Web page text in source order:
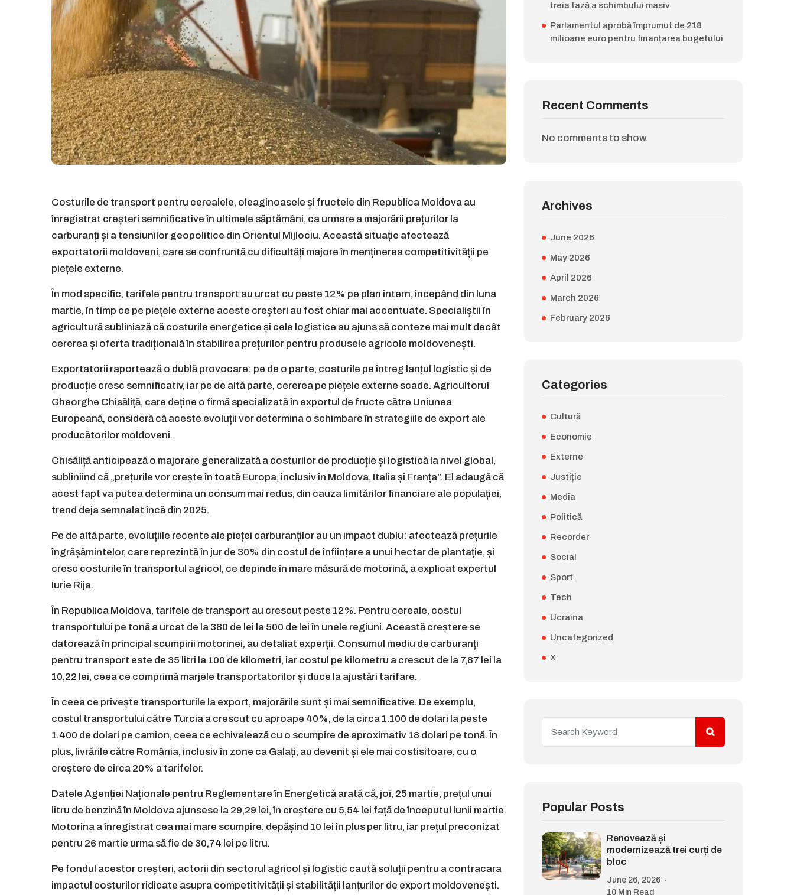
Costurile de transport pentru cerealele, oleaginoasele și fructele din Republica Moldova au
înregistrat creșteri semnificative în ultimele săptămâni, ca urmare a majorării prețurilor la
carburanți și a tensiunilor geopolitice din Orientul Mijlociu. Această situație afectează
exportatorii moldoveni, care se confruntă cu dificultăți majore în menținerea competitivității pe
piețele externe.
În mod specific, tarifele pentru transport au urcat cu peste 12% pe plan intern, începând din luna
martie, în timp ce pe piețele externe aceste creșteri au fost chiar mai accentuate. Specialiștii în
agricultură subliniază că costurile energetice și cele logistice au ajuns să conteze mai mult decât
cererea și oferta tradițională în stabilirea prețurilor pentru produsele agricole moldovenești.
Exportatorii raportează o dublă provocare: pe de o parte, costurile pe întreg lanțul logistic și de
producție cresc semnificativ, iar pe de altă parte, cererea pe piețele externe scade. Agricultorul
Gheorghe Chisăliță, care deține o firmă specializată în exportul de fructe către Uniunea
Europeană, consideră că aceste evoluții vor determina o schimbare în strategiile de export ale
producătorilor moldoveni.
Chisăliță anticipează o majorare generalizată a costurilor de producție și logistică la nivel global,
subliniind că „prețurile vor crește în toată Europa, inclusiv în Moldova, Italia și Franța”. El adaugă că
acest fapt va putea determina un consum mai redus, din cauza limitărilor financiare ale populației,
trend deja semnalat încă din 2025.
Pe de altă parte, evoluțiile recente ale pieței carburanților au un impact dublu: afectează prețurile
îngrășămintelor, care reprezintă în jur de 30% din costul de înființare a unui hectar de plantație, și
cresc costurile în transportul agricol, ce depinde în mare măsură de motorină, a explicat expertul
Iurie Rija.
În Republica Moldova, tarifele de transport au crescut peste 12%. Pentru cereale, costul
transportului pe tonă a urcat de la 380 de lei la 500 de lei în unele regiuni. Această creștere se
datorează în principal scumpirii motorinei, au detaliat experții. Consumul mediu de carburanți
pentru transport este de 35 litri la 100 de kilometri, iar costul pe kilometru a crescut de la 7,87 lei la
10,22 lei, ceea ce comprimă marjele transportatorilor și duce la ajustări tarifare.
În ceea ce privește transporturile la export, majorările sunt și mai semnificative. De exemplu,
costul transportului către Turcia a crescut cu aproape 40%, de la circa 1.100 de dolari la peste
1.400 de dolari pe camion, ceea ce echivalează cu o scumpire de aproximativ 18 dolari pe tonă. În
plus, livrările către România, inclusiv în zone ca Galați, au devenit și ele mai costisitoare, cu o
creștere de circa 20% a tarifelor.
Datele Agenției Naționale pentru Reglementare în Energetică arată că, joi, 25 martie, prețul unui
litru de benzină în Moldova ajunsese la 29,29 lei, în creștere cu 5,54 lei față de începutul lunii martie.
Motorina a înregistrat cea mai mare scumpire, depășind 10 lei în plus per litru, iar prețul preconizat
pentru 26 martie urma să fie de 30,74 lei pe litru.
Pe fondul acestor creșteri, actorii din sectorul agricol și logistic caută soluții pentru a contracara
impactul costurilor ridicate asupra competitivității și stabilității lanțurilor de export moldovenești.
treia fază a schimbului masiv
Parlamentul aprobă împrumut de 218
milioane euro pentru finanțarea bugetului
Recent Comments
No comments to show.
Archives
June 2026
May 2026
April 2026
March 2026
February 2026
Categories
Cultură
Economie
Externe
Justiție
Media
Politică
Recorder
Social
Sport
Tech
Ucraina
Uncategorized
X
Popular Posts
Renovează și
modernizează trei curți de
bloc
June 26, 2026
10 Min Read